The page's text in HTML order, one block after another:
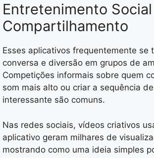
Entretenimento
Compartilhamento
Esses aplicativos frequentemente se
conversa e diversão em grupos de
Competições informais sobre quem
som mais alto ou criar a sequência
interessante são comuns.
Nas redes sociais, vídeos criativos
aplicativo geram milhares de
mostrando como uma ideia simples